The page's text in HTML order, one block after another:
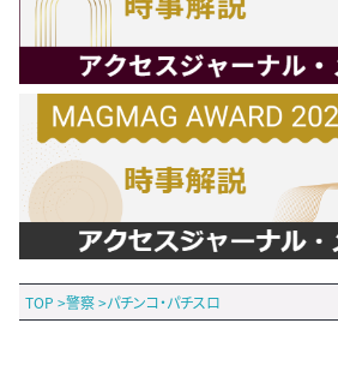
TOP >警察>パチンコ・パチスロ